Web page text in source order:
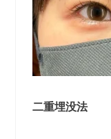
二重埋没法